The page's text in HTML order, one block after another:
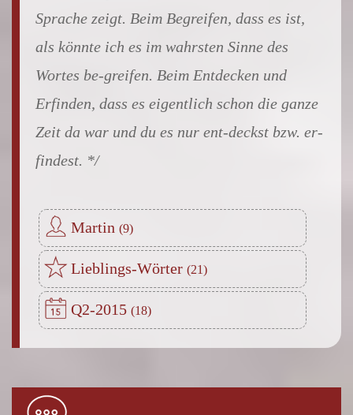
Sprache zeigt. Beim Begreifen, dass es ist,
als könnte ich es im wahrsten Sinne des
Wortes be-greifen. Beim Entdecken und
Erfinden, dass es eigentlich schon die ganze
Zeit da war und du es nur ent-deckst bzw. er-
findest.
Martin
Lieblings-Wörter
Q2-2015